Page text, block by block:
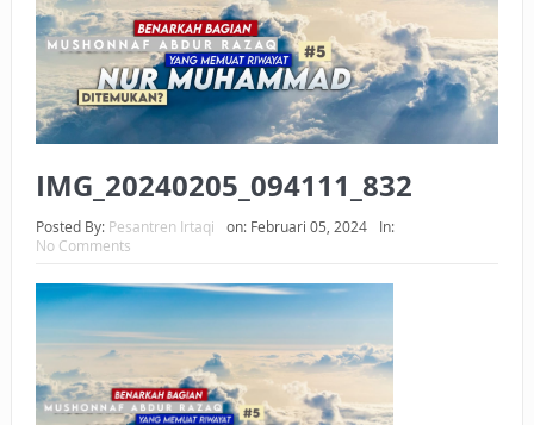
UANG HARAM BISA MENJADI HALAL JIKA SEBAB
KEPEMILIKANNYA BERUBAH
ISTIDLAL BATIL VS ISTIDLAL SYAR’I
HUKUM MEMBAYAR ZAKAT KEPADA KERABAT SENDIRI
IMG_20240205_094111_832
Posted By: Pesantren Irtaqi on: Februari 05, 2024
In:
No Comments